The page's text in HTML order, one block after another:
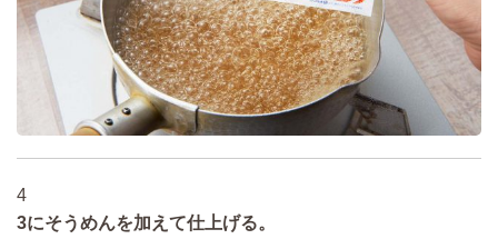
4
3にそうめんを加えて仕上げる。